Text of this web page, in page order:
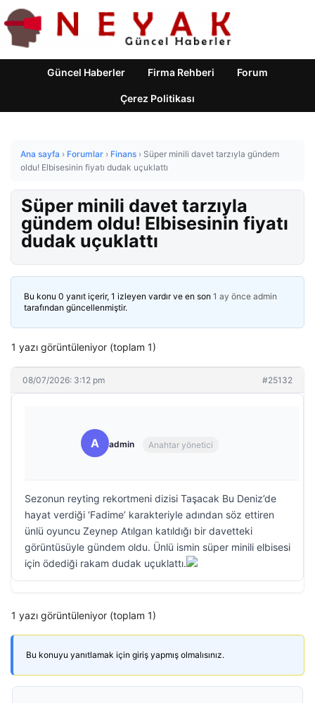
Güncel Haberler Firma Rehberi Forum
Çerez Politikası
Ana sayfa › Forumlar › Finans › Süper minili davet tarzıyla gündem
oldu! Elbisesinin fiyatı dudak uçuklattı
Süper minili davet tarzıyla
gündem oldu! Elbisesinin fiyatı
dudak uçuklattı
Bu konu 0 yanıt içerir, 1 izleyen vardır ve en son 1 ay önce admin
tarafından güncellenmiştir.
1 yazı görüntüleniyor (toplam 1)
08/07/2026: 3:12 pm #25132
A admin Anahtar yönetici
Sezonun reyting rekortmeni dizisi Taşacak Bu Deniz’de
hayat verdiği ‘Fadime’ karakteriyle adından söz ettiren
ünlü oyuncu Zeynep Atılgan katıldığı bir davetteki
görüntüsüyle gündem oldu. Ünlü ismin süper minili elbisesi
için ödediği rakam dudak uçuklattı.
1 yazı görüntüleniyor (toplam 1)
Bu konuyu yanıtlamak için giriş yapmış olmalısınız.